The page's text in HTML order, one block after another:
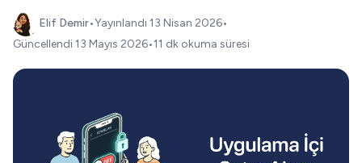
Elif Demir•Yayınlandı 13 Nisan 2026•
Güncellendi13 Mayıs 2026•11 dk okuma süresi